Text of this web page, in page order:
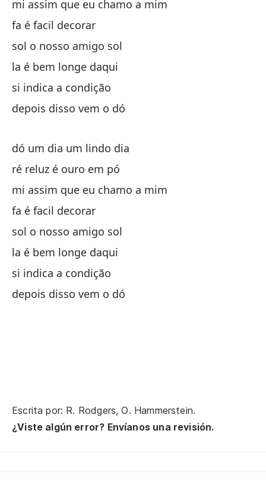
mi assim que eu chamo a mim
fa é facil decorar
sol o nosso amigo sol
la é bem longe daqui
si indica a condição
depois disso vem o dó
dó um dia um lindo dia
ré reluz é ouro em pó
mi assim que eu chamo a mim
fa é facil decorar
sol o nosso amigo sol
la é bem longe daqui
si indica a condição
depois disso vem o dó
Escrita por: R. Rodgers, O. Hammerstein.
¿Viste algún error? Envíanos una revisión.